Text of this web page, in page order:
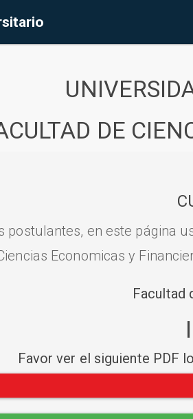
DE
postulantes, en este página
Economicas y
Facultad
Favor ver el siguiente PDF